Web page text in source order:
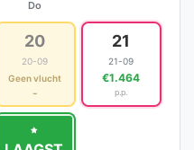
Do
20
20-09
Geen vlucht
-
21
21-09
€1.464
p.p.
24